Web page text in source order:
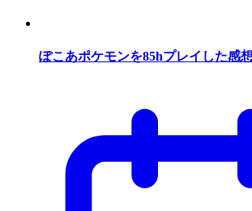
ぽこあポケモンを85hプレイした感